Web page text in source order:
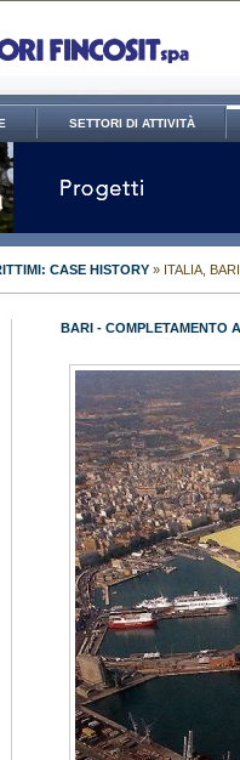
SETTORI DI ATTIVITÀ
CASE HISTORY » ITALIA,
BARI - COMPLETAMENTO